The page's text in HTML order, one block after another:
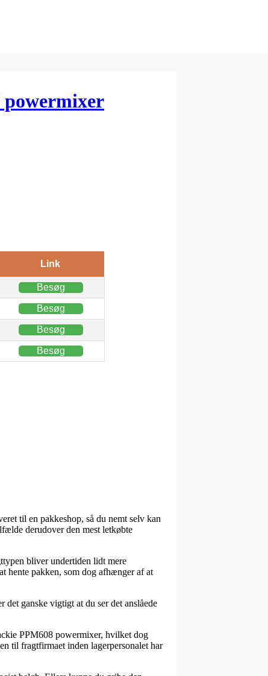
powermixer
Link
Besøg
Besøg
Besøg
Besøg
til en pakkeshop, så du nemt selv kan
derudover den mest letkøbte
bliver undertiden lidt mere
hente pakken, som dog afhænger af at
ganske vigtigt at du ser det anslåede
PPM608 powermixer, hvilket dog
til fragtfirmaet inden lagerpersonalet har